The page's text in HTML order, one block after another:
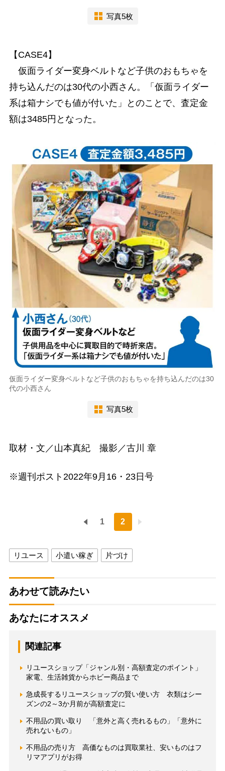
写真5枚
【CASE4】
仮面ライダー変身ベルトなど子供のおもちゃを
持ち込んだのは30代の小西さん。「仮面ライダー
系は箱ナシでも値が付いた」とのことで、査定金
額は3485円となった。
仮面ライダー変身ベルトなど子供のおもちゃを持ち込んだのは30
代の小西さん
写真5枚
取材・文／山本真紀 撮影／古川 章
※週刊ポスト2022年9月16・23日号
1 2
リユース 小遣い稼ぎ 片づけ
あわせて読みたい
あなたにオススメ
関連記事
リユースショップ「ジャンル別・高額査定のポイント」
家電、生活雑貨からホビー商品まで
急成長するリユースショップの賢い使い方 衣類はシー
ズンの2～3か月前が高額査定に
不用品の買い取り 「意外と高く売れるもの」「意外に
売れないもの」
不用品の売り方 高価なものは買取業社、安いものはフ
リマアプリがお得